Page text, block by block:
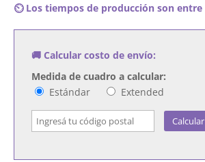
Throwin'
Down
⏲️ Los tiempos de producción son entre
🚚 Calcular costo de envío:
Medida de cuadro a calcular:
Estándar
Extended
Calcular